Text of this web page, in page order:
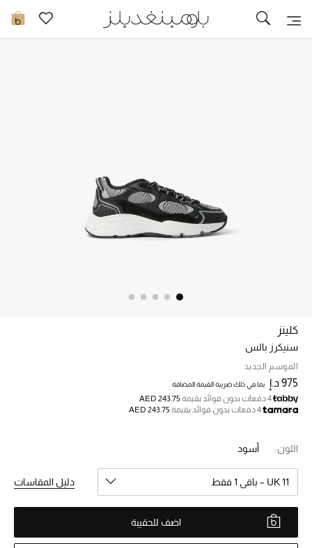
0 تخفيضات
خصم حتى 70%
تسوقوا الآن
ما وصلنا حديثاً
ما وصلنا حديثاً
الموسم الجديد
النساء
كلينز
سنيكرز بالس
الموسم الجديد
975 د.إ بما في ذلك ضريبة القيمة المضافة
4 دفعات بدون فوائد بقيمة
AED 243.75
4 دفعات بدون فوائد بقيمة
AED 243.75
اللون: أسود
UK 11 – باقي 1 فقط دليل المقاسات
اضف للحقيبة